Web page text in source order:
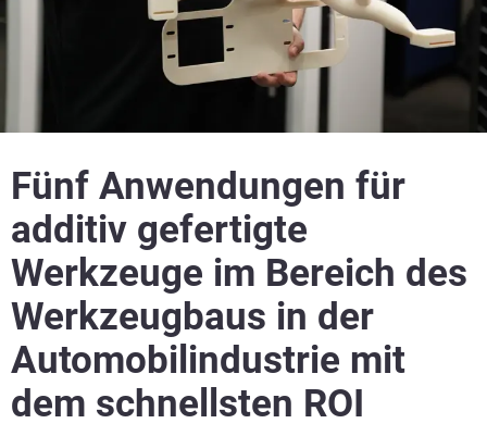
Fünf Anwendungen für
additiv gefertigte
Werkzeuge im Bereich des
Werkzeugbaus in der
Automobilindustrie mit
dem schnellsten ROI